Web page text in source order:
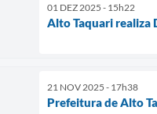
01 DEZ 2025 - 15h22
Alto Taquari realiza
21 NOV 2025 - 17h38
Prefeitura de Alto